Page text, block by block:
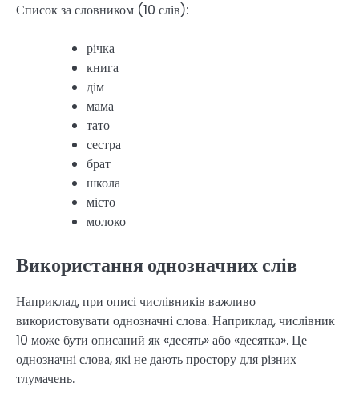
Список за словником (10 слів):
річка
книга
дім
мама
тато
сестра
брат
школа
місто
молоко
Використання однозначних слів
Наприклад, при описі числівників важливо
використовувати однозначні слова. Наприклад, числівник
10 може бути описаний як «десять» або «десятка». Це
однозначні слова, які не дають простору для різних
тлумачень.